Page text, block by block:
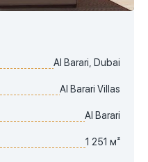
Al Barari, Dubai
Al Barari Villas
Al Barari
1 251 м²